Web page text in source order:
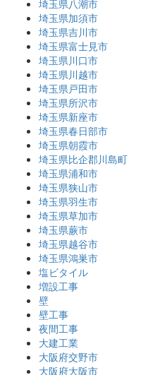
埼玉県八潮市
埼玉県加須市
埼玉県吉川市
埼玉県富士見市
埼玉県川口市
埼玉県川越市
埼玉県戸田市
埼玉県所沢市
埼玉県新座市
埼玉県春日部市
埼玉県朝霞市
埼玉県比企郡川島町
埼玉県浦和市
埼玉県狭山市
埼玉県羽生市
埼玉県草加市
埼玉県蕨市
埼玉県越谷市
埼玉県鴻巣市
塩ビタイル
増設工事
壁
壁工事
夜間工事
大建工業
大阪府交野市
大阪府大阪市